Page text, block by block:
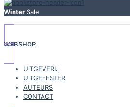
Winter Sale
WEBSHOP
UITGEVERIJ
UITGEEFSTER
AUTEURS
CONTACT